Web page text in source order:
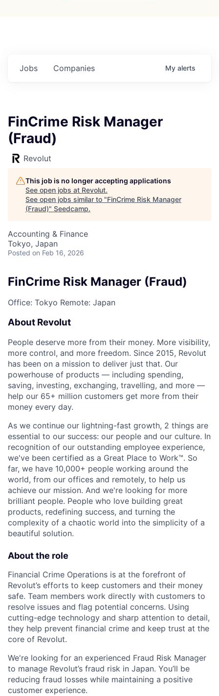
Jobs Companies My alerts
FinCrime Risk Manager
(Fraud)
Revolut
This job is no longer accepting applications
See open jobs at Revolut.
See open jobs similar to "FinCrime Risk Manager
(Fraud)" Seedcamp.
Accounting & Finance
Tokyo, Japan
Posted on Feb 16, 2026
FinCrime Risk Manager (Fraud)
Office: Tokyo Remote: Japan
About Revolut
People deserve more from their money. More visibility,
more control, and more freedom. Since 2015, Revolut
has been on a mission to deliver just that. Our
powerhouse of products — including spending,
saving, investing, exchanging, travelling, and more —
help our 65+ million customers get more from their
money every day.
As we continue our lightning-fast growth,‌ 2 things are
essential to our success: our people and our culture. In
recognition of our outstanding employee experience,
we've been certified as a Great Place to Work™. So
far, we have 10,000+ people working around the
world, from our offices and remotely, to help us
achieve our mission. And we're looking for more
brilliant people. People who love building great
products, redefining success, and turning the
complexity of a chaotic world into the simplicity of a
beautiful solution.
About the role
Financial Crime Operations is at the forefront of
Revolut’s efforts to keep customers and their money
safe. Team members work directly with customers to
resolve issues and flag potential concerns. Using
cutting-edge technology and sharp attention to detail,
they help prevent financial crime and keep trust at the
core of Revolut.
We're looking for an experienced Fraud Risk Manager
to manage Revolut’s fraud risk in Japan. You’ll be
reducing fraud losses while maintaining a positive
customer experience.